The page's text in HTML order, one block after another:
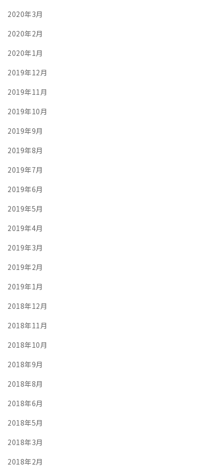
2020年3月
2020年2月
2020年1月
2019年12月
2019年11月
2019年10月
2019年9月
2019年8月
2019年7月
2019年6月
2019年5月
2019年4月
2019年3月
2019年2月
2019年1月
2018年12月
2018年11月
2018年10月
2018年9月
2018年8月
2018年6月
2018年5月
2018年3月
2018年2月